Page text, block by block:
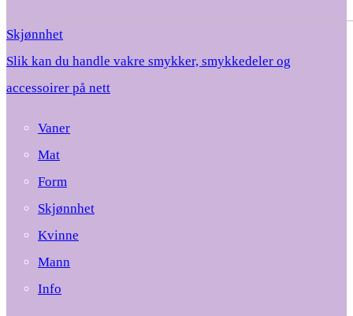
Skjønnhet
Slik kan du handle vakre smykker, smykkedeler og
accessoirer på nett
Vaner
Mat
Form
Skjønnhet
Kvinne
Mann
Info